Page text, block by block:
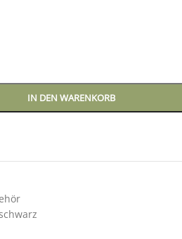
IN DEN WARENKORB